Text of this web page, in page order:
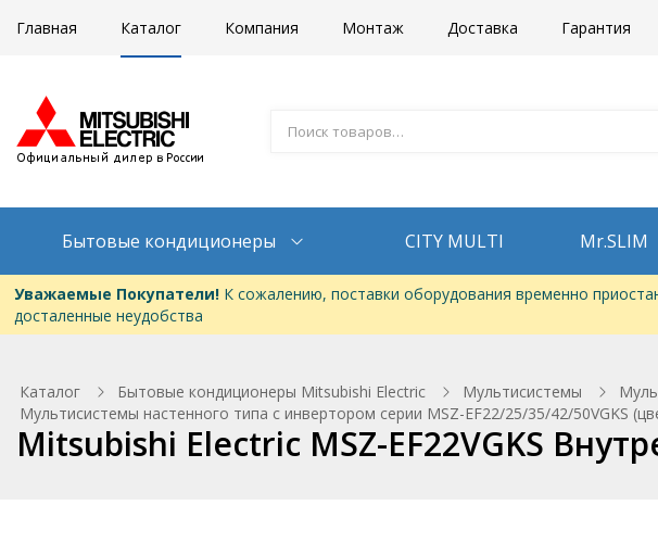
Главная Каталог Компания Монтаж Доставка Гарантия
Бытовые кондиционеры CITY MULTI Mr.SLIM
Уважаемые Покупатели!К сожалению, поставки оборудования временно
досталенные неудобства
Каталог Бытовые кондиционеры Mitsubishi Electric Мультисистемы
Мультисистемы настенного типа с инвертором серии MSZ-EF22/25/35/42/50VGKS
Mitsubishi Electric MSZ-EF22VGKS